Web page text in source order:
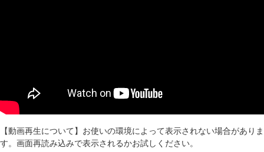
【動画再生について】お使いの環境によって表示されない場合がありま
す。画面再読み込みで表示されるかお試しください。